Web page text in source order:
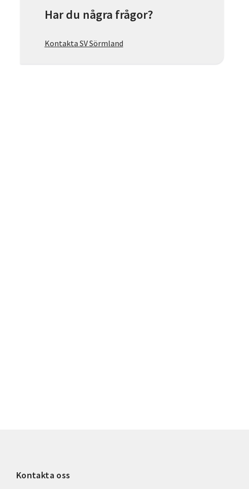
Har du några frågor?
Kontakta SV Sörmland
Kontakta oss